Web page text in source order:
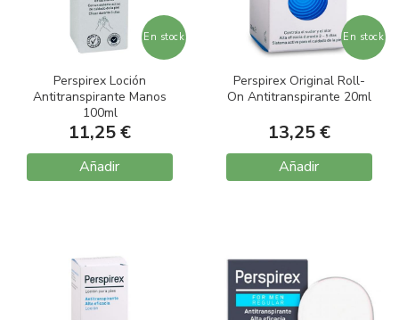
En stock
Perspirex Loción
Antitranspirante Manos
100ml
11,25 €
Añadir
En stock
Perspirex Original Roll-
On Antitranspirante 20ml
13,25 €
Añadir